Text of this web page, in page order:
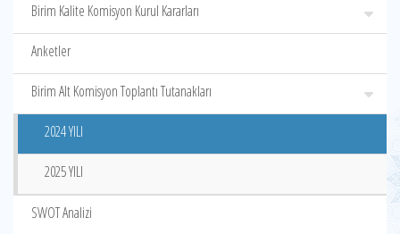
Birim Kalite Komisyon Kurul Kararları
Anketler
Birim Alt Komisyon Toplantı Tutanakları
2024 YILI
2025 YILI
SWOT Analizi